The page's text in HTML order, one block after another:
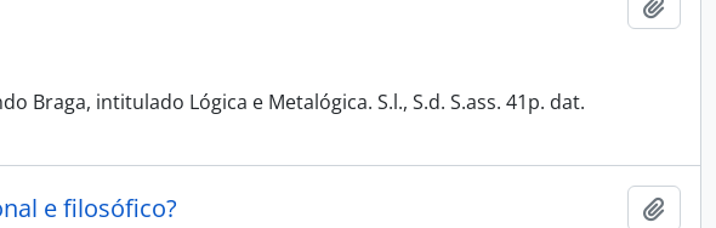
Braga, intitulado Lógica e Metalógica. S.l., S.d. S.ass. 41p. dat.
e filosófico?